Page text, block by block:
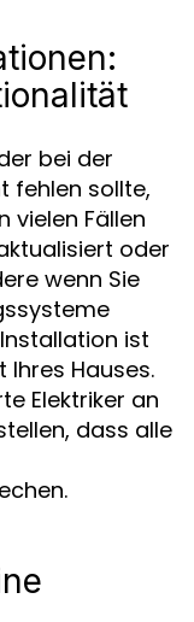
bei der
fehlen sollte,
vielen Fällen
oder
wenn Sie
ist
Hauses.
Elektriker an
dass alle